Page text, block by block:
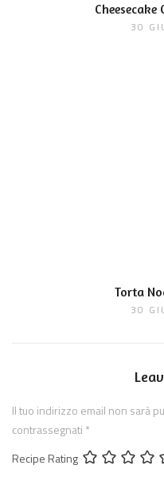
30
Torta
30
Il tuo indirizzo email non sarà
contrassegnati *
Recipe Rating